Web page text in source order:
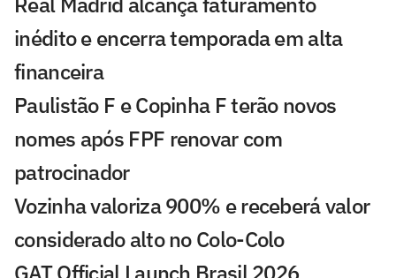
inédito e encerra temporada em alta
financeira
Paulistão F e Copinha F terão novos
nomes após FPF renovar com
patrocinador
Vozinha valoriza 900% e receberá valor
considerado alto no Colo-Colo